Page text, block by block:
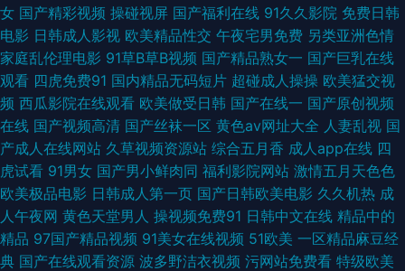
在线 尤物视频在线一区 91国在线观看 91N网站在线se 五月天色社区 日韩欧
美综合导航 性爱av免费在线 视频列表国产传媒 日美韩三级 吃瓜福利导航 国
产专区欧美 福利姬在线视频91 www狠狠撸 91网站直接观看 91福利在 91炮
图在线播放 91大神图片 新五月天情色 日韩激情网页 欧韩A片 密桃视频免费
看 青草成人在线视频 欧美性爱网1 狼友集中营一本道 日韩激情网址 韩日欧
美好看剧 日韩成人操 久热99 国产玖玖爱日韩 精品久久97麻豆 黑丝美女糖心
女 国产精彩视频 操碰视屏 国产福利在线 91久久影院 免费日韩
电影 日韩成人影视 欧美精品性交 午夜宅男免费 另类亚洲色情
家庭乱伦理电影 91草B草B视频 国产精品熟女一 国产巨乳在线
观看 四虎免费91 国内精品无码短片 超碰成人操操 欧美猛交视
频 西瓜影院在线观看 欧美做受日韩 国产在线一 国产原创视频
在线 国产视频高清 国产丝袜一区 黄色av网址大全 人妻乱视 国
产成人在线网站 久草视频资源站 综合五月香 成人app在线 四
虎试看 91男女 国产男小鲜肉同 福利影院网站 激情五月天色色
欧美极品电影 日韩成人第一页 国产日韩欧美电影 久久机热 成
人午夜网 黄色天堂男人 操视频免费91 日韩中文在线 精品中的
精品 97国产精品视频 91美女在线视频 51欧美 一区精品麻豆经
典 国产在线观看资源 波多野洁衣视频 污网站免费看 特级欧美